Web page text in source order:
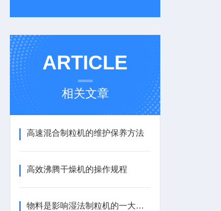
ARTICLE
相关文章
高速混合制粒机的维护保养方法
高效沸腾干燥机的操作规程
物料是影响湿法制粒机的一大因素